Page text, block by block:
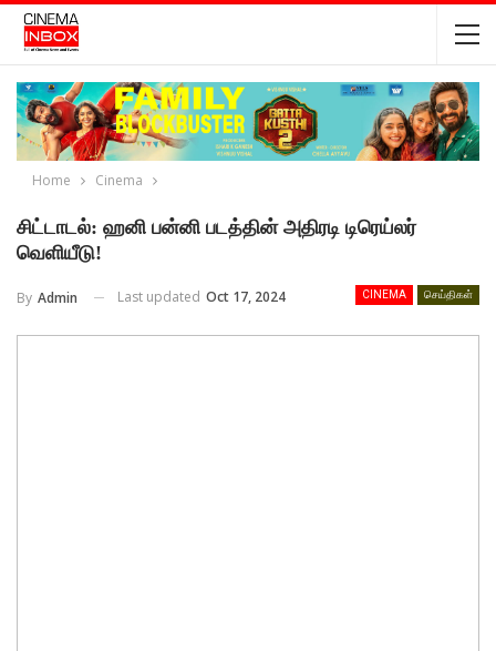
Home Cinema
சிட்டாடல்: ஹனி பன்னி படத்தின் அதிரடி டிரெய்லர்
வெளியீடு!
CINEMA செய்திகள்
By Admin Last updated Oct 17, 2024